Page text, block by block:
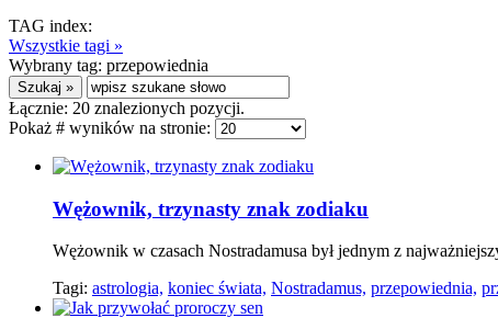
TAG index:
Wszystkie tagi »
Wybrany tag: przepowiednia
Łącznie: 20 znalezionych pozycji.
Pokaż # wyników na stronie:
Wężownik, trzynasty znak zodiaku
Wężownik w czasach Nostradamusa był jednym z
Tagi: astrologia, koniec świata, Nostradamus, przepowiednia,